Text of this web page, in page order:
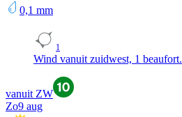
0,1 mm
1
Wind vanuit zuidwest, 1 beaufort.
vanuit ZW
Zo9 aug